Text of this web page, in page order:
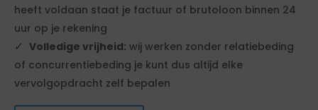
heeft voldaan staat je factuur of brutoloon binnen 24
uur op je rekening
Volledige vrijheid: wij werken zonder relatiebeding
of concurrentiebeding je kunt dus altijd elke
vervolgopdracht zelf bepalen